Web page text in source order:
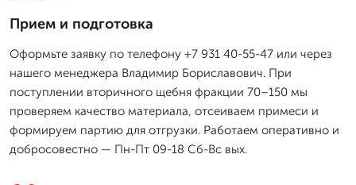
Прием и подготовка
Оформьте заявку по телефону +7 931 40-55-47 или через
нашего менеджера Владимир Бориславович. При
поступлении вторичного щебня фракции 70–150 мы
проверяем качество материала, отсеиваем примеси и
формируем партию для отгрузки. Работаем оперативно и
добросовестно — Пн-Пт 09-18 Сб-Вс вых.